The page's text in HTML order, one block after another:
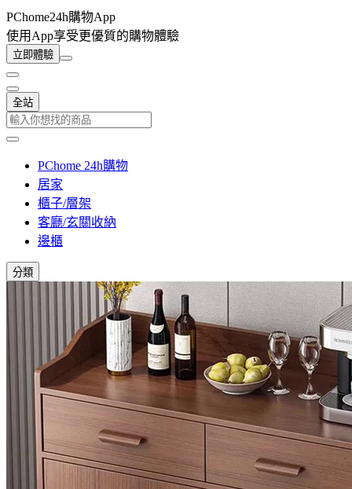
PChome24h購物App
使用App享受更優質的購物體驗
立即體驗
全站
PChome 24h購物
居家
櫃子/層架
客廳/玄關收納
邊櫃
分類